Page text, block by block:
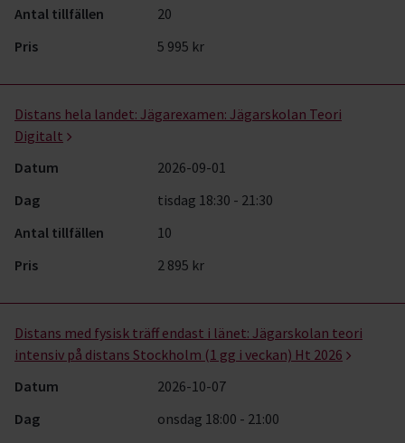
Antal tillfällen
20
Pris
5 995 kr
Distans hela landet: Jägarexamen: Jägarskolan Teori
Digitalt
Datum
2026-09-01
Dag
tisdag 18:30 - 21:30
Antal tillfällen
10
Pris
2 895 kr
Distans med fysisk träff endast i länet: Jägarskolan teori
intensiv på distans Stockholm (1 gg i veckan) Ht 2026
Datum
2026-10-07
Dag
onsdag 18:00 - 21:00